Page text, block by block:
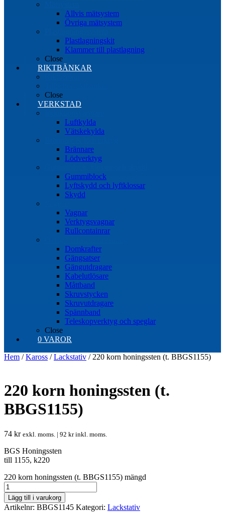
Allvis mätsystem
Övriga mätsystem
Plastlagningskit
Klammer till plastlagning
Close
RIKTBÄNKAR
Close
VERKSTAD
Luftkylda
Vätskekylda
Brännare
Lödverktyg
Gummiblock
Lyftskydd och lyftklossar
Skydd
Vagnar
Verktygsvagnar
Rullcontainrar
Domkrafter
Gängsatser
Gängutdragare
Kabelutlösare
Måttband
Skruvstycken
Skruvutdragare
Spännband
Teleskopverktyg och speglar
Close
0 VAROR
Hem /Kaross /Lackstativ / 220 korn honingssten (t. BBGS1155)
220 korn honingssten (t.
BBGS1155)
74 kr exkl. moms. | 92 krinkl. moms.
BGS Honingssten
till 1155, k220
220 korn honingssten (t. BBGS1155) mängd
Lägg till i varukorg
Artikelnr: BBGS1145 Kategori: Lackstativ